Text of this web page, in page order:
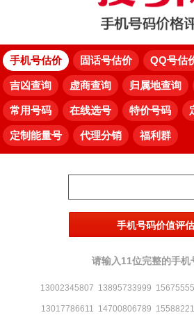
手机号估价 固话号估价 QQ号估
吉凶查询 虚商查询 归属地查询
常用号码 在线选号 特价号码
定制能量号 代理分销 福利群
请输入11位完整的手机
13002345807 13895733999
13017786611 14700806789